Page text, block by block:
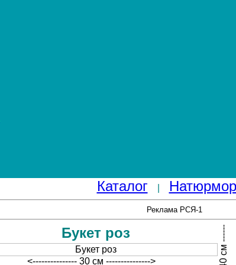
Каталог
Реклама РСЯ-1
Букет роз
<--------------- 30 см --------------->